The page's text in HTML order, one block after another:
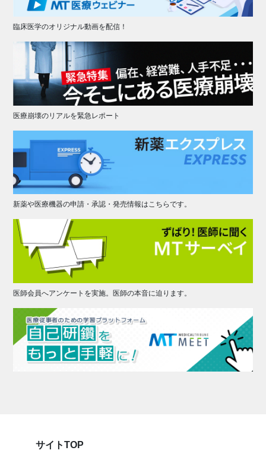
臨床医学のオリジナル動画を配信！
医療崩壊のリアルを緊急レポート
新薬や医療機器の申請・承認・発売情報はこちらです。
医師会員へアンケートを実施。医師の本音に迫ります。
サイトTOP